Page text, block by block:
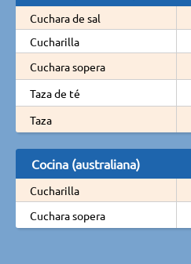
Cuchara de sal
Cucharilla
Cuchara sopera
Taza de té
Taza
Cocina (australiana)
Cucharilla
Cuchara sopera